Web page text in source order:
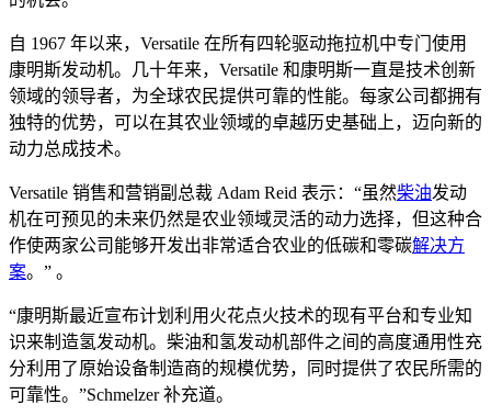
自 1967 年以来，Versatile 在所有四轮驱动拖拉机中专门使用
康明斯发动机。几十年来，Versatile 和康明斯一直是技术创新
领域的领导者，为全球农民提供可靠的性能。每家公司都拥有
独特的优势，可以在其农业领域的卓越历史基础上，迈向新的
动力总成技术。
Versatile 销售和营销副总裁 Adam Reid 表示：“虽然柴油发动
机在可预见的未来仍然是农业领域灵活的动力选择，但这种合
作使两家公司能够开发出非常适合农业的低碳和零碳解决方
案。” 。
“康明斯最近宣布计划利用火花点火技术的现有平台和专业知
识来制造氢发动机。柴油和氢发动机部件之间的高度通用性充
分利用了原始设备制造商的规模优势，同时提供了农民所需的
可靠性。”Schmelzer 补充道。